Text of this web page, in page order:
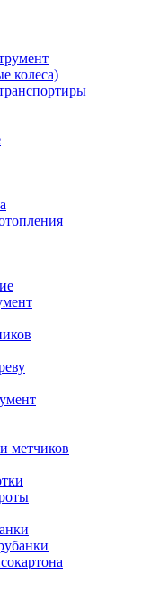
колеса)
метчиков